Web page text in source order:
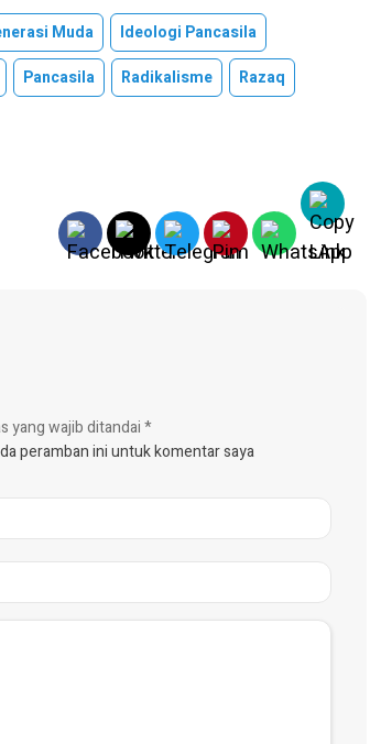
Muda
Ideologi Pancasila
Pancasila Radikalisme
Razaq
yang wajib ditandai*
peramban ini untuk komentar saya